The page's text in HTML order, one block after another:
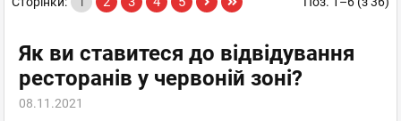
Як ви ставитеся до відвідування
ресторанів у червоній зоні?
08.11.2021